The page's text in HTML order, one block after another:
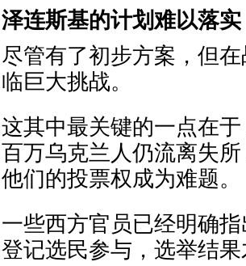
泽连斯基的计划难以落实
尽管有了初步方案，但
临巨大挑战。
这其中最关键的一点在
百万乌克兰人仍流离失
他们的投票权成为难题。
一些西方官员已经明确
登记选民参与，选举结